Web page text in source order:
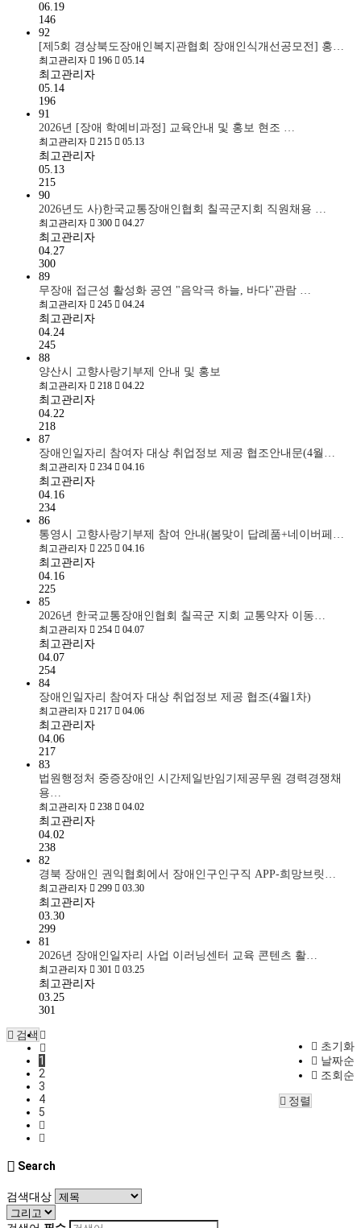
06.19
146
92
[제5회 경상북도장애인복지관협회 장애인식개선공모전] 홍…
최고관리자 196 05.14
최고관리자
05.14
196
91
2026년 [장애 학예비과정] 교육안내 및 홍보 현조 …
최고관리자 215 05.13
최고관리자
05.13
215
90
2026년도 사)한국교통장애인협회 칠곡군지회 직원채용 …
최고관리자 300 04.27
최고관리자
04.27
300
89
무장애 접근성 활성화 공연 "음악극 하늘, 바다"관람 …
최고관리자 245 04.24
최고관리자
04.24
245
88
양산시 고향사랑기부제 안내 및 홍보
최고관리자 218 04.22
최고관리자
04.22
218
87
장애인일자리 참여자 대상 취업정보 제공 협조안내문(4월…
최고관리자 234 04.16
최고관리자
04.16
234
86
통영시 고향사랑기부제 참여 안내(봄맞이 답례품+네이버페…
최고관리자 225 04.16
최고관리자
04.16
225
85
2026년 한국교통장애인협회 칠곡군 지회 교통약자 이동…
최고관리자 254 04.07
최고관리자
04.07
254
84
장애인일자리 참여자 대상 취업정보 제공 협조(4월1차)
최고관리자 217 04.06
최고관리자
04.06
217
83
법원행정처 중증장애인 시간제일반임기제공무원 경력경쟁채
용…
최고관리자 238 04.02
최고관리자
04.02
238
82
경북 장애인 권익협회에서 장애인구인구직 APP-희망브릿…
최고관리자 299 03.30
최고관리자
03.30
299
81
2026년 장애인일자리 사업 이러닝센터 교육 콘텐츠 활…
최고관리자 301 03.25
최고관리자
03.25
301
초기화
날짜순
조회순
정렬
검색
1
2
3
4
5
Search
검색대상